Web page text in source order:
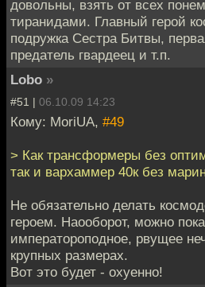
довольны, взять от всех
тиранидами. Главный герой
подружка Сестра Битвы,
предатель гвардеец и т.п.
Lobo »
#51 | 06.10.09 14:23
Кому: MoriUA, #49
> Как трансформеры без
так и вархаммер 40к без
Не обязательно делать
героем. Наооборот, можно
императороподное, рвущее
крупных размерах.
Вот это будет - охуенно!